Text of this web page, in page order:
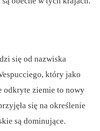
się od nazwiska
który jako
odkryte ziemie to nowy
się na określenie
są dominujące.